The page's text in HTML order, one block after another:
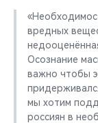
вредных
Осознание
важно чтобы
мы хотим
россиян в